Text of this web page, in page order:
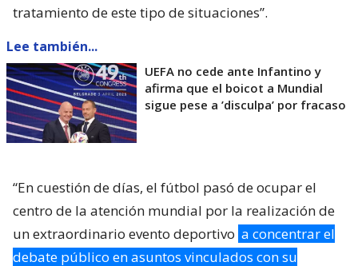
tratamiento de este tipo de situaciones”.
Lee también...
UEFA no cede ante Infantino y
afirma que el boicot a Mundial
sigue pese a ’disculpa’ por fracaso
“En cuestión de días, el fútbol pasó de ocupar el
centro de la atención mundial por la realización de
un extraordinario evento deportivo a concentrar el
debate público en asuntos vinculados con su